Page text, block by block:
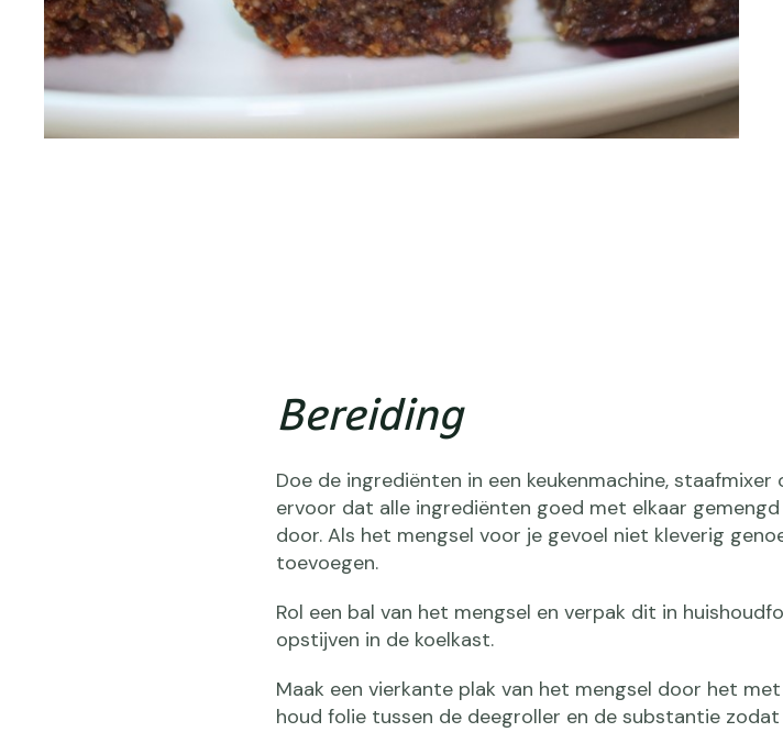
Bereiding
Doe de ingrediënten in een keukenmachine,
ervoor dat alle ingrediënten goed met elkaar
door. Als het mengsel voor je gevoel niet kleverig
toevoegen.
Rol een bal van het mengsel en verpak dit in
opstijven in de koelkast.
Maak een vierkante plak van het mengsel door het
houd folie tussen de deegroller en de substantie